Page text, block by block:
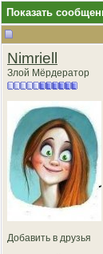
Показать
Nimriell
Злой Мёрдератор
Добавить в друзья